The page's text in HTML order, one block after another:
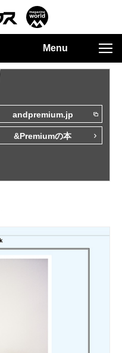
Menu
andpremium.jp
&Premiumの本